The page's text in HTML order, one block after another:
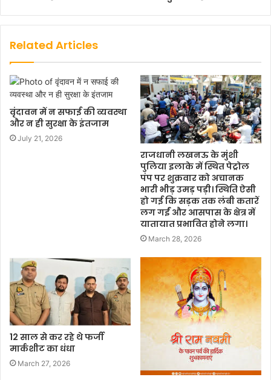
Related Articles
वृंदावन में न सफाई की व्यवस्था
और न ही सुरक्षा के इंतजाम
July 21, 2026
राजधानी लखनऊ के मुंशी
पुलिया इलाके में स्थित पेट्रोल
पंप पर शुक्रवार को अचानक
भारी भीड़ उमड़ पड़ी। स्थिति ऐसी
हो गई कि सड़क तक लंबी कतारें
लग गईं और आसपास के क्षेत्र में
यातायात प्रभावित होने लगा।
March 28, 2026
12 साल से कर रहे थे फर्जी
मार्कशीट का धंधा
March 27, 2026